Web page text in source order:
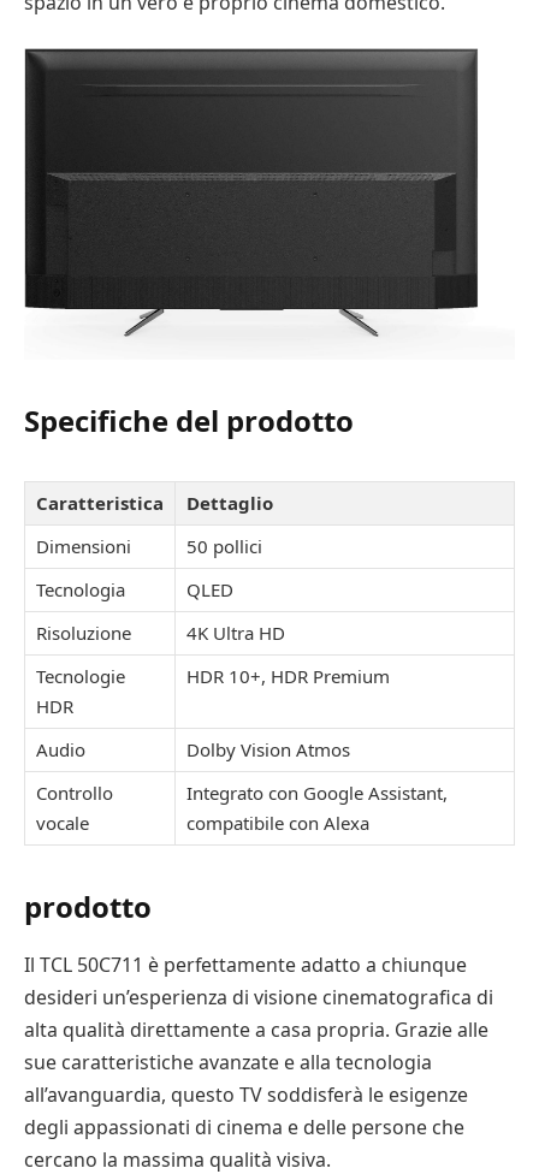
Specifiche del prodotto
Caratteristica
Dettaglio
Dimensioni
50 pollici
Tecnologia
QLED
Risoluzione
4K Ultra HD
Tecnologie
HDR
HDR 10+, HDR Premium
Audio
Dolby Vision Atmos
Controllo
vocale
Integrato con Google Assistant,
compatibile con Alexa
prodotto
Il TCL 50C711 è perfettamente adatto a chiunque
desideri un’esperienza di visione cinematografica di
alta qualità direttamente a casa propria. Grazie alle
sue caratteristiche avanzate e alla tecnologia
all’avanguardia, questo TV soddisferà le esigenze
degli appassionati di cinema e delle persone che
cercano la massima qualità visiva.